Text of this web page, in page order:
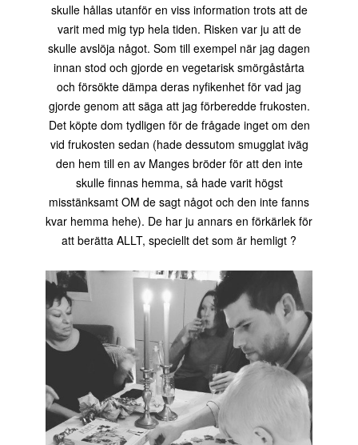
skulle hållas utanför en viss information trots att de
varit med mig typ hela tiden. Risken var ju att de
skulle avslöja något. Som till exempel när jag dagen
innan stod och gjorde en vegetarisk smörgåstårta
och försökte dämpa deras nyfikenhet för vad jag
gjorde genom att säga att jag förberedde frukosten.
Det köpte dom tydligen för de frågade inget om den
vid frukosten sedan (hade dessutom smugglat iväg
den hem till en av Manges bröder för att den inte
skulle finnas hemma, så hade varit högst
misstänksamt OM de sagt något och den inte fanns
kvar hemma hehe). De har ju annars en förkärlek för
att berätta ALLT, speciellt det som är hemligt ?